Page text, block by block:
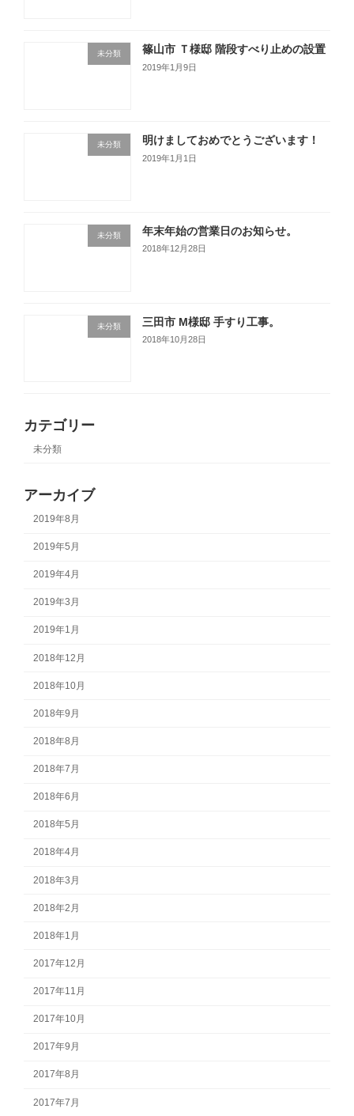
未分類 篠山市 Ｔ様邸 階段すべり止めの設置
2019年1月9日
未分類 明けましておめでとうございます！
2019年1月1日
未分類 年末年始の営業日のお知らせ。
2018年12月28日
未分類 三田市 M様邸 手すり工事。
2018年10月28日
カテゴリー
未分類
アーカイブ
2019年8月
2019年5月
2019年4月
2019年3月
2019年1月
2018年12月
2018年10月
2018年9月
2018年8月
2018年7月
2018年6月
2018年5月
2018年4月
2018年3月
2018年2月
2018年1月
2017年12月
2017年11月
2017年10月
2017年9月
2017年8月
2017年7月